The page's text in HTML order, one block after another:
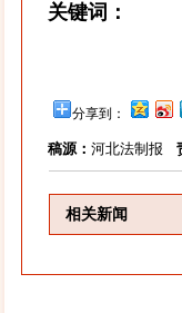
关键词：
分享到：
稿源：河北法制报
相关新闻